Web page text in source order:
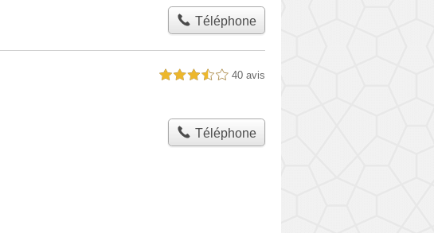
Téléphone
3,5 étoiles sur 5 40 avis
Téléphone